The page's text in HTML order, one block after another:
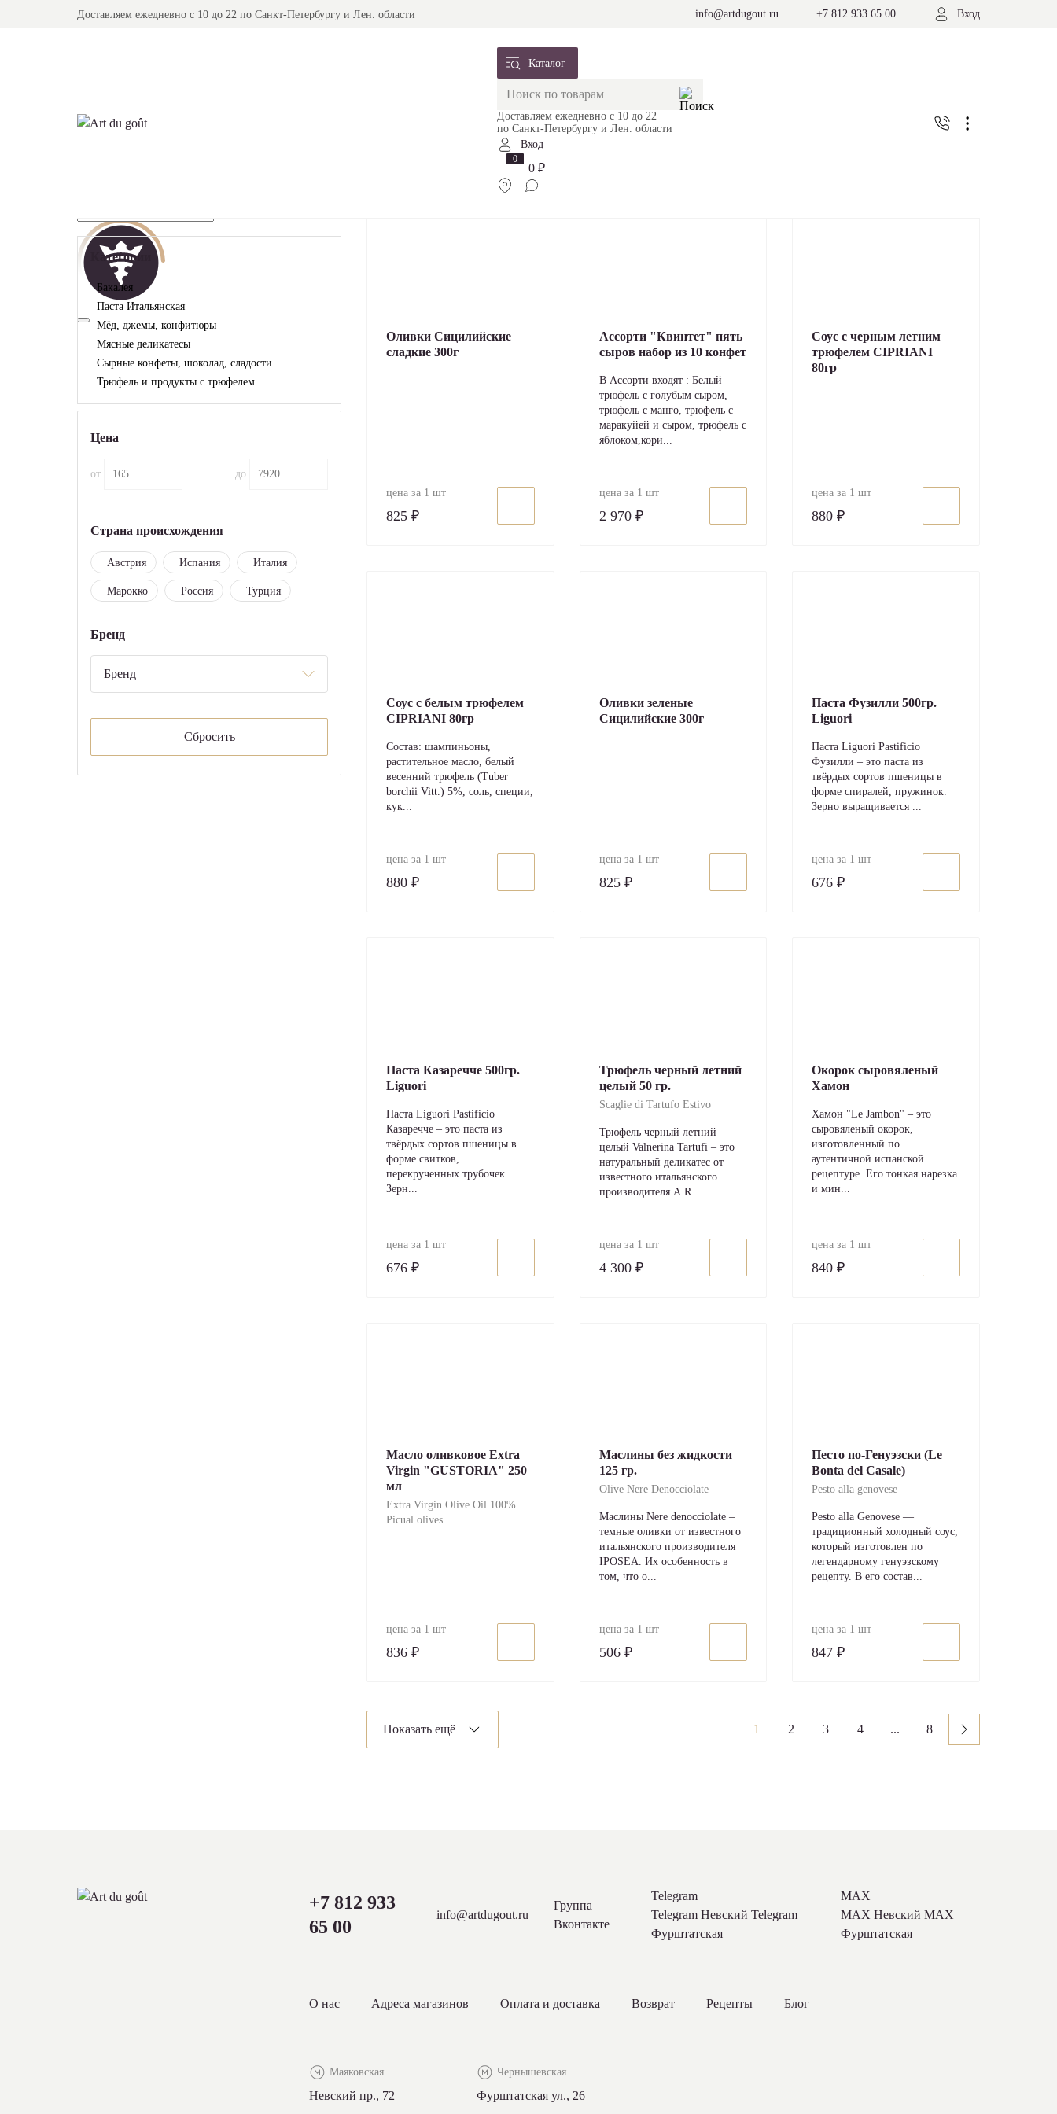
Доставляем ежедневно с 10 до 22 по Санкт-Петербургу и Лен. области info@artdugout.ru +7 812 933 65 00 Вход
Каталог
Доставляем ежедневно с 10 до 22
по Санкт-Петербургу и Лен. области
Вход
0
0 ₽
Категории
Бакалея
Паста Итальянская
Мёд, джемы, конфитюры
Мясные деликатесы
Сырные конфеты, шоколад, сладости
Трюфель и продукты с трюфелем
Цена
от до
Страна происхождения
Австрия Испания Италия
Марокко Россия Турция
Бренд
Бренд
Сбросить
Оливки Сицилийские
сладкие 300г
цена за 1 шт
825 ₽
Ассорти "Квинтет" пять
сыров набор из 10 конфет
В Ассорти входят : Белый
трюфель с голубым сыром,
трюфель с манго, трюфель с
маракуйей и сыром, трюфель с
яблоком,кори...
цена за 1 шт
2 970 ₽
Соус с черным летним
трюфелем CIPRIANI
80гр
цена за 1 шт
880 ₽
Соус с белым трюфелем
CIPRIANI 80гр
Состав: шампиньоны,
растительное масло, белый
весенний трюфель (Tuber
borchii Vitt.) 5%, соль, специи,
кук...
цена за 1 шт
880 ₽
Оливки зеленые
Сицилийские 300г
цена за 1 шт
825 ₽
Паста Фузилли 500гр.
Liguori
Паста Liguori Pastificio
Фузилли – это паста из
твёрдых сортов пшеницы в
форме спиралей, пружинок.
Зерно выращивается ...
цена за 1 шт
676 ₽
Паста Казаречче 500гр.
Liguori
Паста Liguori Pastificio
Казаречче – это паста из
твёрдых сортов пшеницы в
форме свитков,
перекрученных трубочек.
Зерн...
цена за 1 шт
676 ₽
Трюфель черный летний
целый 50 гр.
Scaglie di Tartufo Estivo
Трюфель черный летний
целый Valnerina Tartufi – это
натуральный деликатес от
известного итальянского
производителя A.R...
цена за 1 шт
4 300 ₽
Окорок сыровяленый
Хамон
Хамон "Le Jambon" – это
сыровяленый окорок,
изготовленный по
аутентичной испанской
рецептуре. Его тонкая нарезка
и мин...
цена за 1 шт
840 ₽
Масло оливковое Extra
Virgin "GUSTORIA" 250
мл
Extra Virgin Olive Oil 100%
Picual olives
цена за 1 шт
836 ₽
Маслины без жидкости
125 гр.
Olive Nere Denocciolate
Маслины Nere denocciolate –
темные оливки от известного
итальянского производителя
IPOSEA. Их особенность в
том, что о...
цена за 1 шт
506 ₽
Песто по-Генуэзски (Le
Bonta del Casale)
Pesto alla genovese
Pesto alla Genovese —
традиционный холодный соус,
который изготовлен по
легендарному генуэзскому
рецепту. В его состав...
цена за 1 шт
847 ₽
Показать ещё 1 2 3 4 ... 8
+7 812 933
65 00
info@artdugout.ru
Группа
Вконтакте
Telegram
Telegram Невский Telegram
Фурштатская
MAX
MAX Невский MAX
Фурштатская
О нас Адреса магазинов Оплата и доставка Возврат Рецепты Блог
Маяковская
Невский пр., 72
Чернышевская
Фурштатская ул., 26